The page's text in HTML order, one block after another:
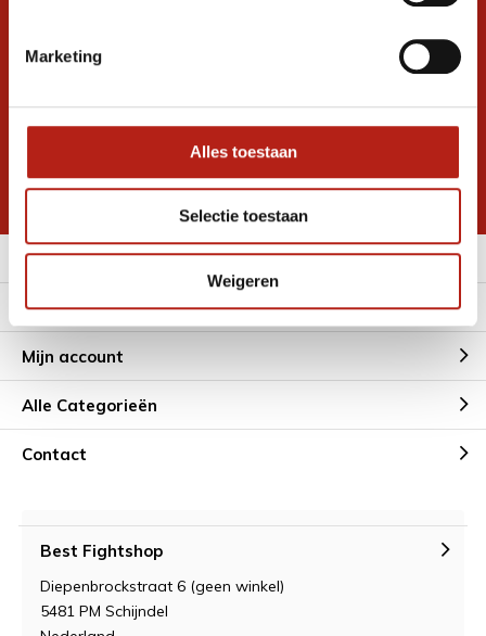
Marketing
Alles toestaan
Selectie toestaan
Weigeren
promoties
* Lees hier de wettelijke beperkingen
Meer informatie
Klantenservice
Mijn account
Alle Categorieën
Contact
Best Fightshop
Diepenbrockstraat 6 (geen winkel)
5481 PM Schijndel